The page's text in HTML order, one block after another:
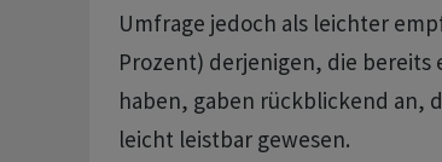
Umfrage jedoch als leichter
Prozent) derjenigen, die
haben, gaben rückblickend an,
leicht leistbar gewesen.